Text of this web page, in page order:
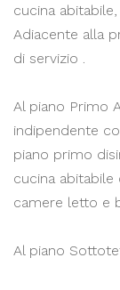
cucina
Adiacente alla
di servizio .
Al piano Primo
indipendente
piano primo
cucina
camere letto e
Al piano